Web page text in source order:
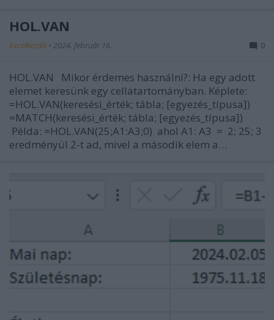
HOL.VAN
Excelkezdő • 2024. február 16. 0
HOL.VAN Mikor érdemes használni?: Ha egy adott
elemet keresünk egy cellatartományban. Képlete:
=HOL.VAN(keresési_érték; tábla; [egyezés_típusa])
=MATCH(keresési_érték; tábla; [egyezés_típusa])
Példa: =HOL.VAN(25;A1:A3;0) ahol A1: A3 = 2; 25; 3
eredményül 2-t ad, mivel a második elem a…